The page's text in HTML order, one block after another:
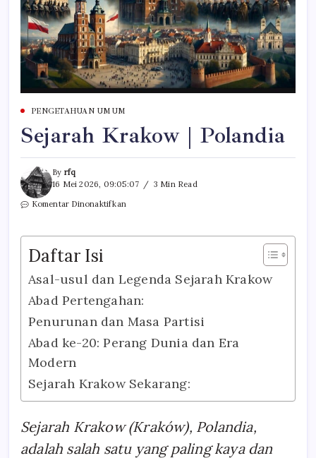
PENGETAHUAN UMUM
Sejarah Krakow | Polandia
By rfq
16 Mei 2026, 09:05:07
3 Min Read
Komentar Dinonaktifkanpada
|
Daftar Isi
Asal-usul dan Legenda Sejarah Krakow
Abad Pertengahan:
Penurunan dan Masa Partisi
Abad ke-20: Perang Dunia dan Era
Modern
Sejarah Krakow Sekarang:
Sejarah Krakow (Kraków), Polandia,
adalah salah satu yang paling kaya dan